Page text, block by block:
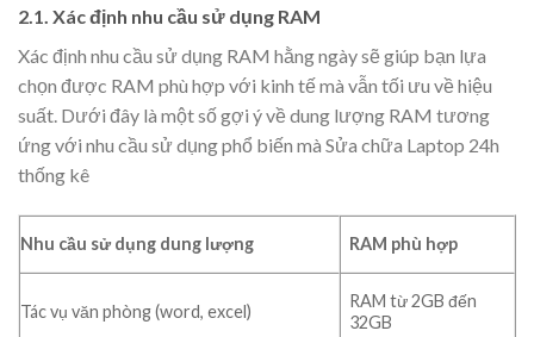
2.1. Xác định nhu cầu sử dụng RAM
Xác định nhu cầu sử dụng RAM hằng ngày sẽ giúp bạn lựa
chọn được RAM phù hợp với kinh tế mà vẫn tối ưu về hiệu
suất. Dưới đây là một số gợi ý về dung lượng RAM tương
ứng với nhu cầu sử dụng phổ biến mà Sửa chữa Laptop 24h
thống kê
Nhu cầu sử dụng dung lượng RAM phù hợp
Tác vụ văn phòng (word, excel)
RAM từ 2GB đến
32GB